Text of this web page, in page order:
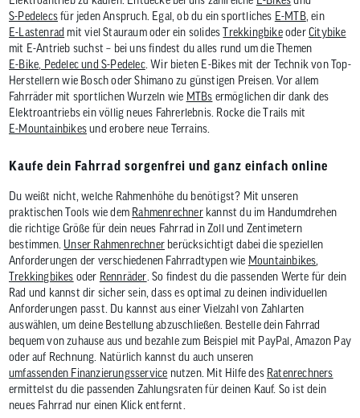
S-Pedelecsfür jeden Anspruch. Egal, ob du ein sportliches E-MTB, ein
E-Lastenrad mit viel Stauraum oder ein solidesTrekkingbikeoderCitybike
mit E-Antrieb suchst – bei uns findest du alles rund um die Themen
E-Bike, Pedelec und S-Pedelec. Wir bieten E-Bikes mit der Technik von Top-
Herstellern wie Bosch oder Shimano zu günstigen Preisen. Vor allem
Fahrräder mit sportlichen Wurzeln wie MTBs ermöglichen dir dank des
Elektroantriebs ein völlig neues Fahrerlebnis. Rocke die Trails mit
E-Mountainbikesund erobere neue Terrains.
Kaufe dein Fahrrad sorgenfrei und ganz einfach online
Du weißt nicht, welche Rahmenhöhe du benötigst? Mit unseren
praktischen Tools wie dem Rahmenrechnerkannst du im Handumdrehen
die richtige Größe für dein neues Fahrrad in Zoll und Zentimetern
bestimmen. Unser Rahmenrechner berücksichtigt dabei die speziellen
Anforderungen der verschiedenen Fahrradtypen wie Mountainbikes
Trekkingbikes oder Rennräder . So findest du die passenden Werte für dein
Rad und kannst dir sicher sein, dass es optimal zu deinen individuellen
Anforderungen passt. Du kannst aus einer Vielzahl von Zahlarten
auswählen, um deine Bestellung abzuschließen. Bestelle dein Fahrrad
bequem von zuhause aus und bezahle zum Beispiel mit PayPal, Amazon Pay
oder auf Rechnung. Natürlich kannst du auch unseren
umfassenden Finanzierungsservice nutzen. Mit Hilfe des Ratenrechners
ermittelst du die passenden Zahlungsraten für deinen Kauf. So ist dein
neues Fahrrad nur einen Klick entfernt.